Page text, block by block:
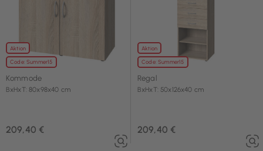
Aktion
Code: Summer15
Kommode
BxHxT: 80x98x40 cm
209,40 €
Aktion
Code: Summer15
Regal
BxHxT: 50x126x40 cm
209,40 €